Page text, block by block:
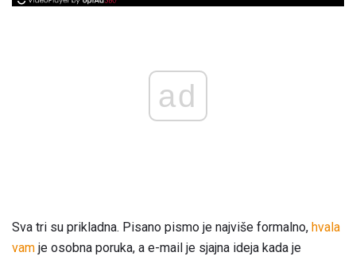
ad
Sva tri su prikladna. Pisano pismo je najviše formalno, hvala
vam je osobna poruka, a e-mail je sjajna ideja kada je